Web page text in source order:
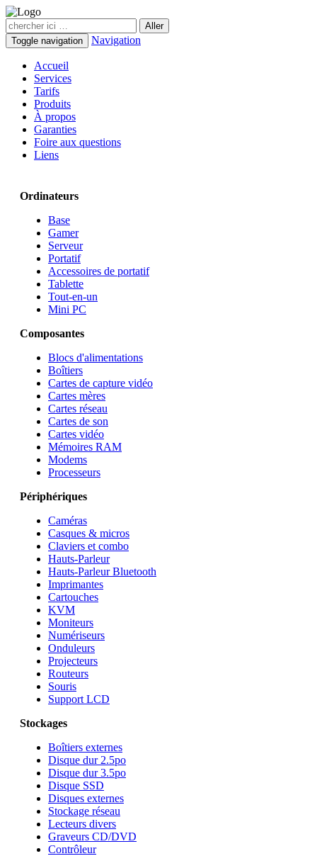
Toggle navigation Navigation
Accueil
Services
Tarifs
Produits
À propos
Garanties
Foire aux questions
Liens
Ordinateurs
Base
Gamer
Serveur
Portatif
Accessoires de portatif
Tablette
Tout-en-un
Mini PC
Composantes
Blocs d'alimentations
Boîtiers
Cartes de capture vidéo
Cartes mères
Cartes réseau
Cartes de son
Cartes vidéo
Mémoires RAM
Modems
Processeurs
Périphériques
Caméras
Casques & micros
Claviers et combo
Hauts-Parleur
Hauts-Parleur Bluetooth
Imprimantes
Cartouches
KVM
Moniteurs
Numériseurs
Onduleurs
Projecteurs
Routeurs
Souris
Support LCD
Stockages
Boîtiers externes
Disque dur 2.5po
Disque dur 3.5po
Disque SSD
Disques externes
Stockage réseau
Lecteurs divers
Graveurs CD/DVD
Contrôleur